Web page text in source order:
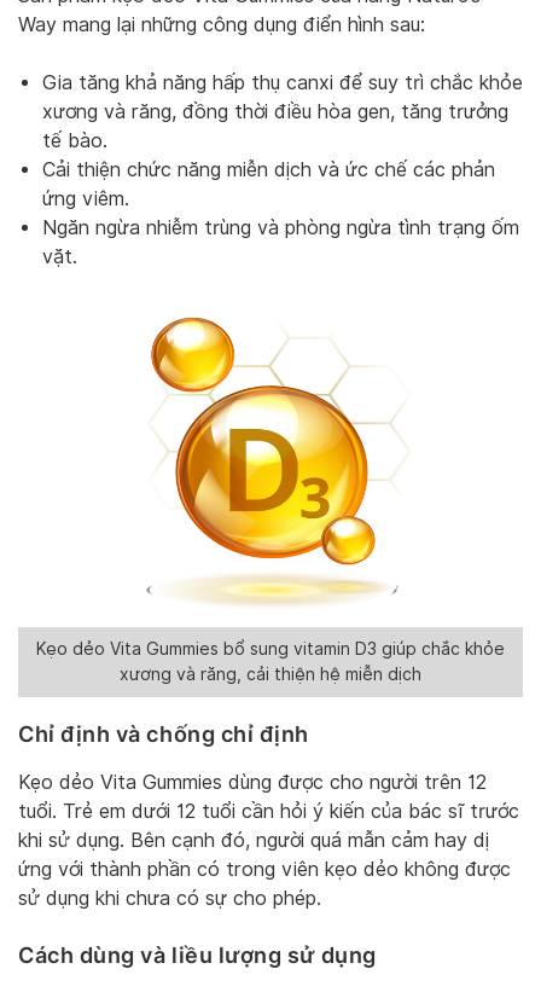
Way mang lại những công dụng điển hình sau:
Gia tăng khả năng hấp thụ canxi để suy trì chắc khỏe
xương và răng, đồng thời điều hòa gen, tăng trưởng
tế bào.
Cải thiện chức năng miễn dịch và ức chế các phản
ứng viêm.
Ngăn ngừa nhiễm trùng và phòng ngừa tình trạng ốm
vặt.
Kẹo dẻo Vita Gummies bổ sung vitamin D3 giúp chắc khỏe
xương và răng, cải thiện hệ miễn dịch
Chỉ định và chống chỉ định
Kẹo dẻo Vita Gummies dùng được cho người trên 12
tuổi. Trẻ em dưới 12 tuổi cần hỏi ý kiến của bác sĩ trước
khi sử dụng. Bên cạnh đó, người quá mẫn cảm hay dị
ứng với thành phần có trong viên kẹo dẻo không được
sử dụng khi chưa có sự cho phép.
Cách dùng và liều lượng sử dụng